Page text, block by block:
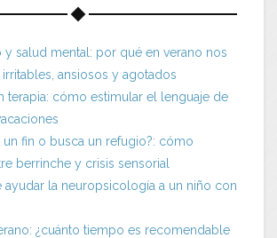
y salud mental: por qué en verano nos
ansiosos y agotados
terapia: cómo estimular el lenguaje de
un fin o busca un refugio?: cómo
berrinche y crisis sensorial
ayudar la neuropsicología a un niño con
¿cuánto tiempo es recomendable